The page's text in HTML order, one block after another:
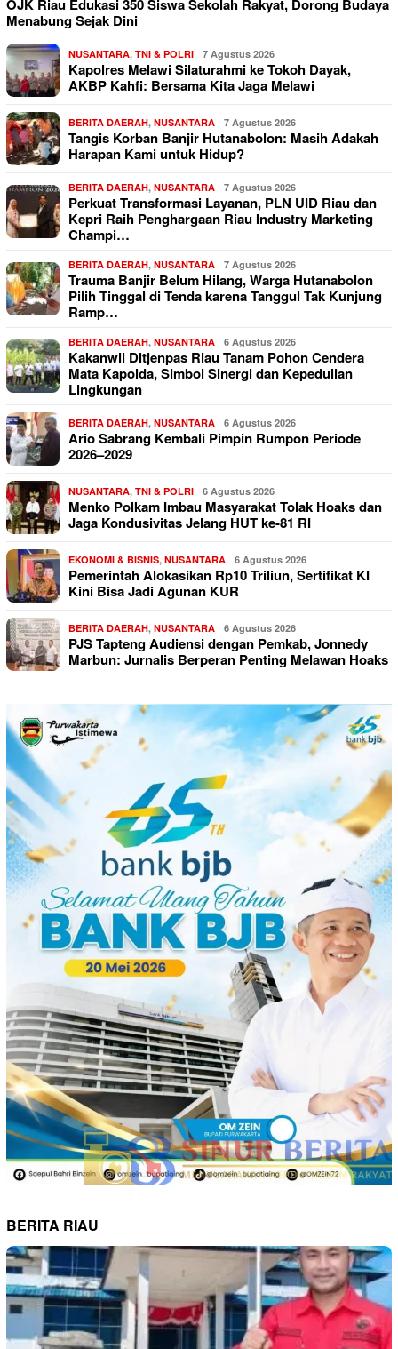
OJK Riau Edukasi 350 Siswa Sekolah Rakyat, Dorong Budaya
Menabung Sejak Dini
NUSANTARA, TNI & POLRI 7 Agustus 2026
Kapolres Melawi Silaturahmi ke Tokoh Dayak,
AKBP Kahfi: Bersama Kita Jaga Melawi
BERITA DAERAH, NUSANTARA 7 Agustus 2026
Tangis Korban Banjir Hutanabolon: Masih Adakah
Harapan Kami untuk Hidup?
BERITA DAERAH, NUSANTARA 7 Agustus 2026
Perkuat Transformasi Layanan, PLN UID Riau dan
Kepri Raih Penghargaan Riau Industry Marketing
Champi…
BERITA DAERAH, NUSANTARA 7 Agustus 2026
Trauma Banjir Belum Hilang, Warga Hutanabolon
Pilih Tinggal di Tenda karena Tanggul Tak Kunjung
Ramp…
BERITA DAERAH, NUSANTARA 6 Agustus 2026
Kakanwil Ditjenpas Riau Tanam Pohon Cendera
Mata Kapolda, Simbol Sinergi dan Kepedulian
Lingkungan
BERITA DAERAH, NUSANTARA 6 Agustus 2026
Ario Sabrang Kembali Pimpin Rumpon Periode
2026–2029
NUSANTARA, TNI & POLRI 6 Agustus 2026
Menko Polkam Imbau Masyarakat Tolak Hoaks dan
Jaga Kondusivitas Jelang HUT ke-81 RI
EKONOMI & BISNIS, NUSANTARA 6 Agustus 2026
Pemerintah Alokasikan Rp10 Triliun, Sertifikat KI
Kini Bisa Jadi Agunan KUR
BERITA DAERAH, NUSANTARA 6 Agustus 2026
PJS Tapteng Audiensi dengan Pemkab, Jonnedy
Marbun: Jurnalis Berperan Penting Melawan Hoaks
BERITA RIAU